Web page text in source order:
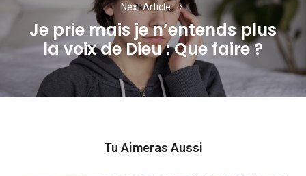
Next Article
Next
post:
Je prie mais je n’entends plus
la voix de Dieu : Que faire ?
Tu Aimeras Aussi